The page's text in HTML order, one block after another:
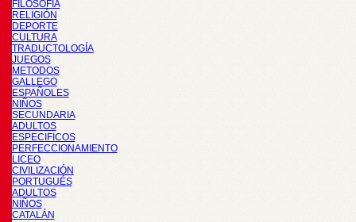
FILOSOFÍA
RELIGIÓN
DEPORTE
CULTURA
TRADUCTOLOGÍA
JUEGOS
METODOS
GALLEGO
ESPAÑOLES
NIÑOS
SECUNDARIA
ADULTOS
ESPECIFICOS
PERFECCIONAMIENTO
LICEO
CIVILIZACIÓN
PORTUGUÉS
ADULTOS
NIÑOS
CATALÁN